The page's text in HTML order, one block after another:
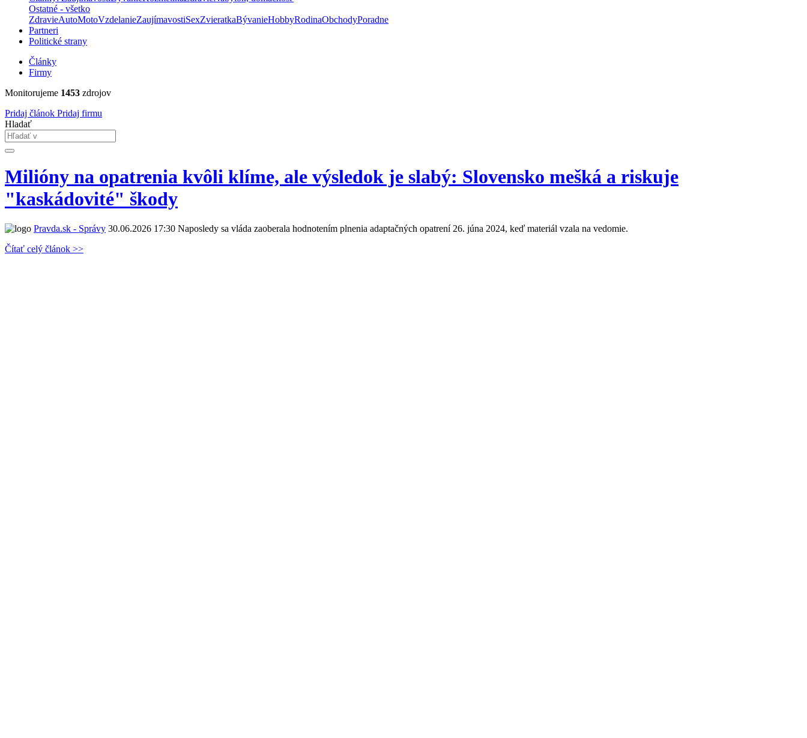
Ostatné - všetko
ZdravieAutoMotoVzdelanieZaujímavostiSexZvieratkaBývanieHobbyRodinaObchodyPoradne
Partneri
Politické strany
Články
Firmy
Monitorujeme 1453 zdrojov
Pridaj článok Pridaj firmu
Hladať
Milióny na opatrenia kvôli klíme, ale výsledok je slabý: Slovensko mešká a riskuje
"kaskádovité" škody
Pravda.sk - Správy 30.06.2026 17:30 Naposledy sa vláda zaoberala hodnotením plnenia adaptačných opatrení 26. júna 2024, keď materiál vzala na vedomie.
Čítať celý článok >>